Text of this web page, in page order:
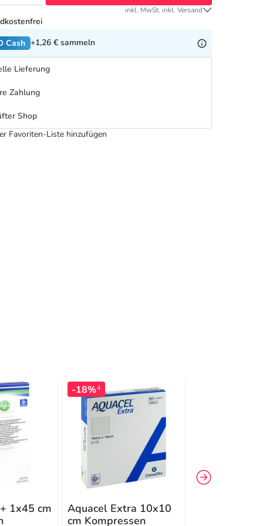
inkl. MwSt. inkl. Versand
Cash +1,26 € sammeln
Lieferung
Zahlung
Shop
Favoriten-Liste hinzufügen
1x45 cm
-18%4
Aquacel Extra 10x10
cm Kompressen